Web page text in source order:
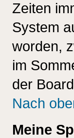
Zeiten
System
worden,
im
der
Nach
Meine